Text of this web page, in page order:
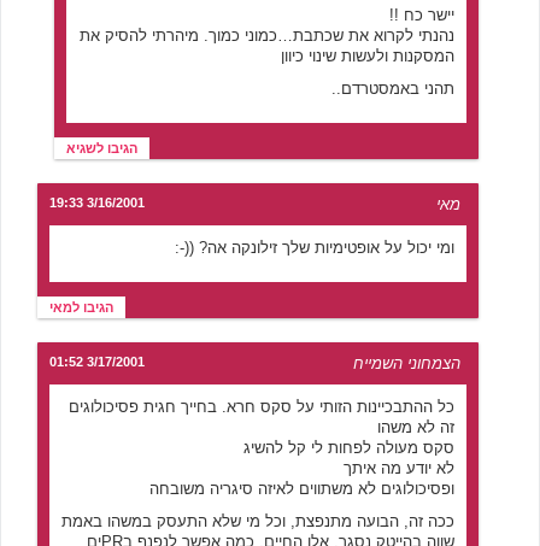
יישר כח !!
נהנתי לקרוא את שכתבת…כמוני כמוך. מיהרתי להסיק את
המסקנות ולעשות שינוי כיוון
תהני באמסטרדם..
הגיבו לשגיא
מאי 3/16/2001 19:33
ומי יכול על אופטימיות שלך זילונקה אה? ((-:
הגיבו למאי
הצמחוני השמייח 3/17/2001 01:52
כל ההתבכיינות הזותי על סקס חרא. בחייך חגית פסיכולוגים
זה לא משהו
סקס מעולה לפחות לי קל להשיג
לא יודע מה איתך
ופסיכולוגים לא משתווים לאיזה סיגריה משובחה
ככה זה, הבועה מתנפצת, וכל מי שלא התעסק במשהו באמת
שווה בהייטק נסגר. אלו החיים. כמה אפשר לנפנף בPRים